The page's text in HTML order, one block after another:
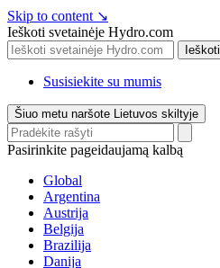
Skip to content ↘
Ieškoti svetainėje Hydro.com
Ieškoti
Susisiekite su mumis
Šiuo metu naršote Lietuvos skiltyje
Pasirinkite pageidaujamą kalbą
Global
Argentina
Austrija
Belgija
Brazilija
Danija